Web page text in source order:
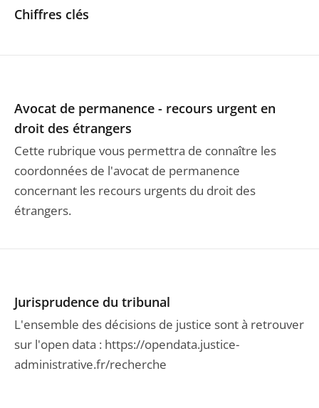
Chiffres clés
Avocat de permanence - recours urgent en
droit des étrangers
Cette rubrique vous permettra de connaître les
coordonnées de l'avocat de permanence
concernant les recours urgents du droit des
étrangers.
Jurisprudence du tribunal
L'ensemble des décisions de justice sont à retrouver
sur l'open data : https://opendata.justice-
administrative.fr/recherche